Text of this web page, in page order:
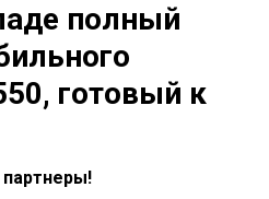
полный
готовый к